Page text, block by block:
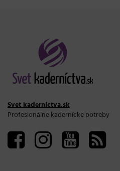
Svet kaderníctva.sk
Profesionálne kadernícke potreby